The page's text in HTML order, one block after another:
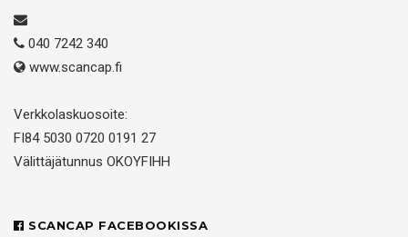
040 7242 340
www.scancap.fi
Verkkolaskuosoite:
FI84 5030 0720 0191 27
Välittäjätunnus OKOYFIHH
SCANCAP FACEBOOKISSA